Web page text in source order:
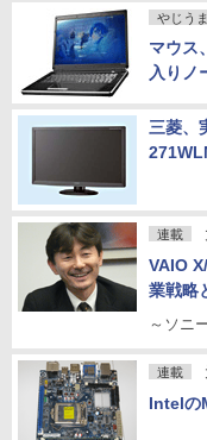
やじう
マウス
入りノ
三菱、
連載
VAIO
業戦略
～ソニ
連載
Intelの